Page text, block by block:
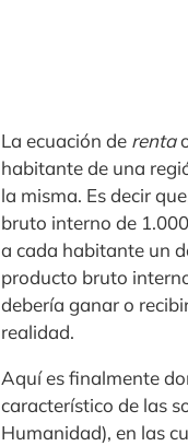
La ecuación de renta
habitante de una
la misma. Es decir
bruto interno de
a cada habitante un
producto bruto
debería ganar o
realidad.
Aquí es finalmente
característico de las
Humanidad), en las